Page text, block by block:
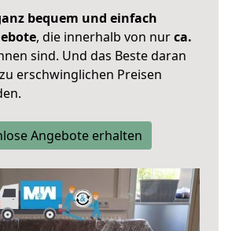
bequem und einfach
, die innerhalb von nurca.
sind. Und das Beste daran
erschwinglichen Preisen
Angebote erhalten